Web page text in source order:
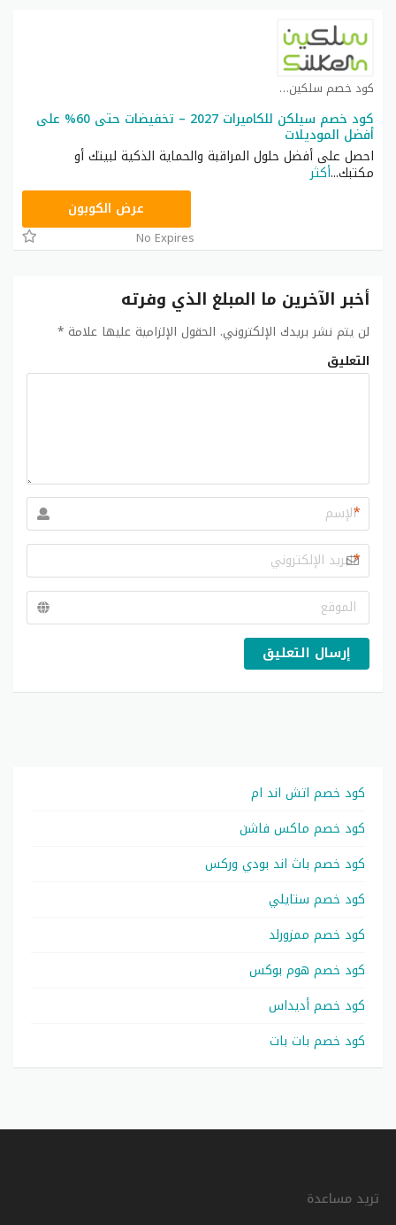
كود خصم سلكين كوبون
كود خصم سيلكن للكاميرات 2027 – تخفيضات حتى 60% على
أفضل الموديلات
احصل على أفضل حلول المراقبة والحماية الذكية لبيتك أو
مكتبك...أكثر
عرض الكوبون
No Expires
أخبر الآخرين ما المبلغ الذي وفرته
لن يتم نشر بريدك الإلكتروني. الحقول الإلزامية عليها علامة *
التعليق
*
*
إرسال التعليق
كود خصم اتش اند ام
كود خصم ماكس فاشن
كود خصم باث اند بودي وركس
كود خصم ستايلي
كود خصم ممزورلد
كود خصم هوم بوكس
كود خصم أديداس
كود خصم بات بات
تريد مساعدة